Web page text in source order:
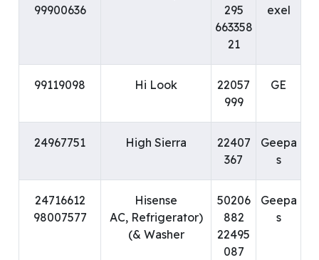
exel
295
663358
21
99900636
GE
22057
999
Hi Look
99119098
Geepa
s
22407
367
High Sierra
24967751
Geepa
s
50206
882
22495
087
Hisense
(AC, Refrigerator
& Washer)
24716612
98007577